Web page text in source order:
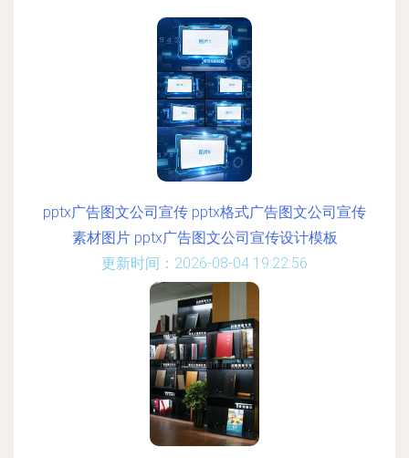
pptx广告图文公司宣传 pptx格式广告图文公司宣传
素材图片 pptx广告图文公司宣传设计模板
更新时间：2026-08-04 19:22:56